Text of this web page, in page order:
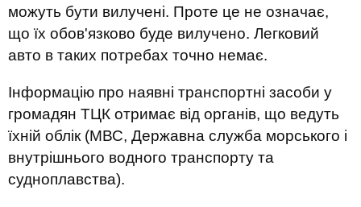
можуть бути вилучені. Проте це не означає,
що їх обов'язково буде вилучено. Легковий
авто в таких потребах точно немає.
Інформацію про наявні транспортні засоби у
громадян ТЦК отримає від органів, що ведуть
їхній облік (МВС, Державна служба морського і
внутрішнього водного транспорту та
судноплавства).